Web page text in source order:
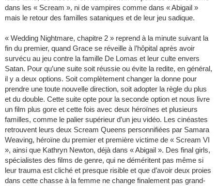
dans les « Scream », ni de vampires comme dans « Abigail »
mais le retour des familles sataniques et de leur jeu sadique.
« Wedding Nightmare, chapitre 2 » reprend à la minute suivant la
fin du premier, quand Grace se réveille à l’hôpital après avoir
survécu au jeu contre la famille De Lomas et leur culte envers
Satan. Pour qu’une suite soit réussie ou évite la redite, en général,
il y a deux options. Soit complètement changer la donne pour
prendre une toute nouvelle direction, soit adopter la règle du plus
et du double. Cette suite opte pour la seconde option et nous livre
un film plus gore et cette fois avec deux héroïnes et plusieurs
familles, comme le palier supérieur d’un jeu vidéo. Les cinéastes
retrouvent leurs deux Scream Queens personnifiées par Samara
Weaving, héroïne du premier et première victime de « Scream VI
», ainsi que Kathryn Newton, déjà dans « Abigail ». Des final girls,
spécialistes des films de genre, qui ne déméritent pas même si
leur trauma est cliché et presque risible et que d’avoir deux proies
dans cette chasse à la femme ne change finalement pas grand-